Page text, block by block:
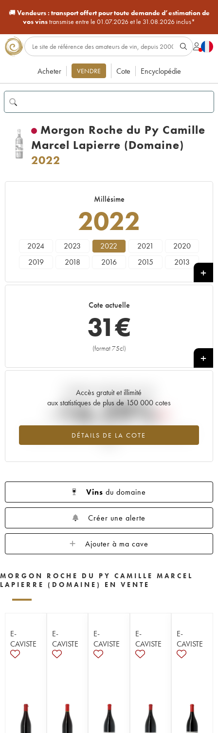
🚚Vendeurs : transport offert pour toute demande d’estimation de
vos vinstransmise entre le 01.07.2026 et le 31.08.2026 inclus*
Acheter VENDRE Cote Encyclopédie
Morgon Roche du Py Camille
Marcel Lapierre (Domaine)
2022
Millésime
2022
2024 2023 2022 2021
2020
2019
2018 2016 2015 2013
Cote actuelle
31€
(format 75cl)
+
Accès gratuit et illimité
aux statistiques de plus de 150 000 cotes
DÉTAILS DE LA COTE
Tendance actuelle de la cote
-16.29%
Tendance à la baisse du millésime 2022 en 2026 par rapport à
Vins du domaine
Créer une alerte
Ajouter à ma cave
MORGON ROCHE DU PY CAMILLE MARCEL
LAPIERRE (DOMAINE) EN VENTE
E-
CAVISTE
E-
CAVISTE
E-
CAVISTE
E-
CAVISTE
E-
CAVISTE